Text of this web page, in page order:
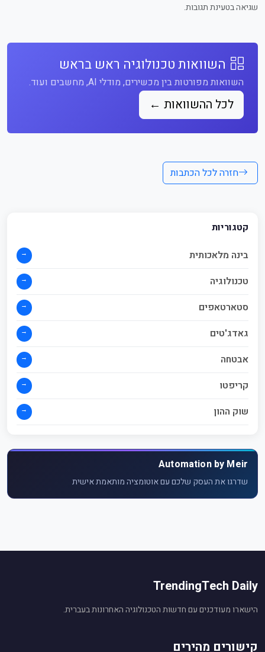
שגיאה בטעינת תגובות.
השוואות טכנולוגיה ראש בראש
השוואות מפורטות בין מכשירים, מודלי AI, מחשבים ועוד.
לכל ההשוואות ←
חזרה לכל הכתבות
קטגוריות
בינה מלאכותית
→
טכנולוגיה →
סטארטאפים →
גאדג'טים →
אבטחה →
קריפטו →
שוק ההון →
Automation by Meir
שדרגו את העסק שלכם עם אוטומציה מותאמת אישית
TrendingTech Daily
הישארו מעודכנים עם חדשות הטכנולוגיה האחרונות בעברית.
קישורים מהירים